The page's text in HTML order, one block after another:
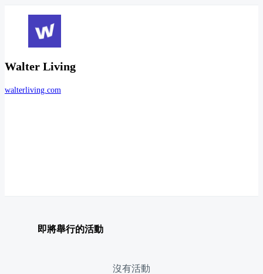
Walter Living
walterliving.com
即將舉行的活動
沒有活動